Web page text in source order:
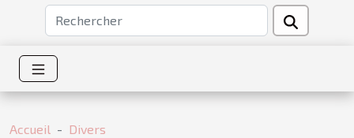
Accueil
Divers